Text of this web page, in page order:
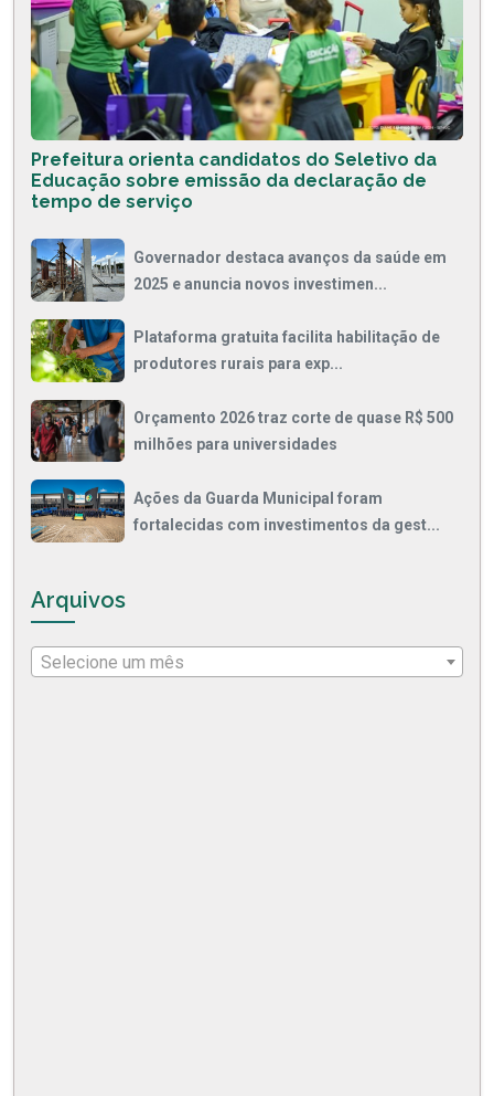
Prefeitura orienta candidatos do Seletivo da
Educação sobre emissão da declaração de
tempo de serviço
Governador destaca avanços da saúde em
2025 e anuncia novos investimen...
Plataforma gratuita facilita habilitação de
produtores rurais para exp...
Orçamento 2026 traz corte de quase R$ 500
milhões para universidades
Ações da Guarda Municipal foram
fortalecidas com investimentos da gest...
Arquivos
Selecione um mês